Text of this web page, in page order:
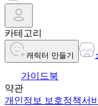
카테고리
캐릭터 만들기
가이드북
약관
개인정보 보호정책서